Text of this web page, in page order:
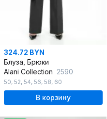
324.72 BYN
Блуза, Брюки
Alani Collection 2590
50, 52, 54, 56, 58, 60
В корзину